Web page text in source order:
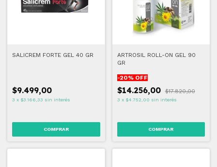
SALICREM FORTE GEL 40 GR
$9.499,00
3 x $3.166,33 sin interés
ARTROSIL ROLL-ON GEL 90
GR
-20% OFF
$14.256,00 $17.820,00
3 x $4.752,00 sin interés